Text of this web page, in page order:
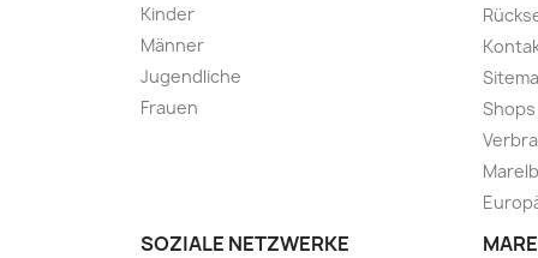
Kinder
Männer
Jugendliche
Frauen
Shops
SOZIALE NETZWERKE